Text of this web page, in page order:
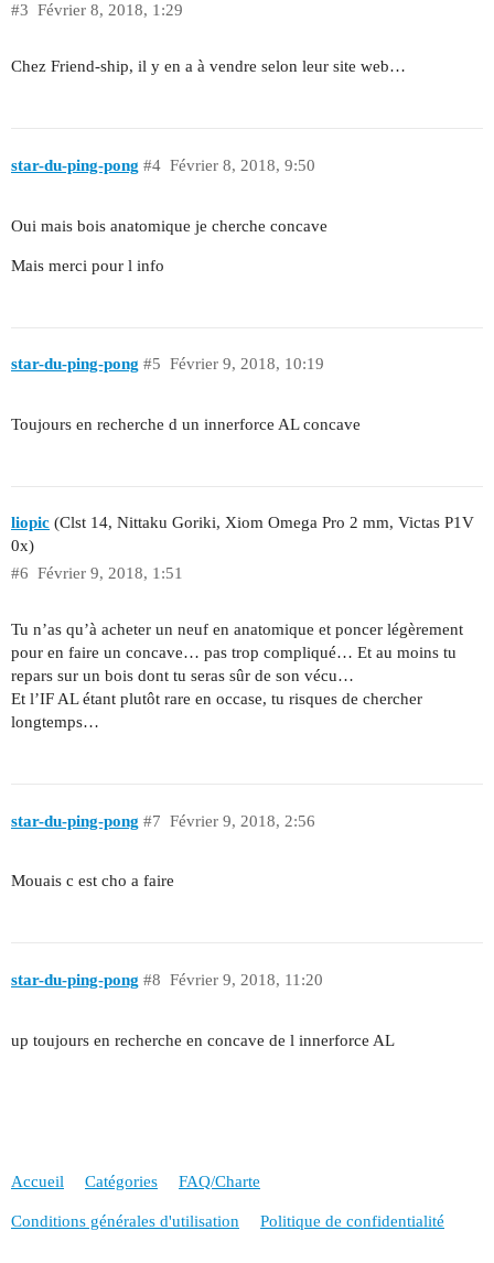
Février 8, 2018, 1:29
#3
Chez Friend-ship, il y en a à vendre selon leur site web…
star-du-ping-pong Février 8, 2018, 9:50
#4
Oui mais bois anatomique je cherche concave
Mais merci pour l info
star-du-ping-pong Février 9, 2018, 10:19
#5
Toujours en recherche d un innerforce AL concave
liopic (Clst 14, Nittaku Goriki, Xiom Omega Pro 2 mm, Victas P1V
0x)
Février 9, 2018, 1:51
#6
Tu n’as qu’à acheter un neuf en anatomique et poncer légèrement
pour en faire un concave… pas trop compliqué… Et au moins tu
repars sur un bois dont tu seras sûr de son vécu…
Et l’IF AL étant plutôt rare en occase, tu risques de chercher
longtemps…
star-du-ping-pong Février 9, 2018, 2:56
#7
Mouais c est cho a faire
star-du-ping-pong Février 9, 2018, 11:20
#8
up toujours en recherche en concave de l innerforce AL
Accueil Catégories FAQ/Charte
Conditions générales d'utilisation Politique de confidentialité